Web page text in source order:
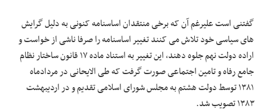
گفتنی است علیرغم آن که برخی منتقدان اساسنامه کنونی به دلیل گرایش
های سیاسی خود تلاش می کنند تغییر اساسنامه را صرفا ناشی از خواست و
اراده دولت نهم جلوه دهند، این تغییر به استناد ماده ۱۷ قانون ساختار نظام
جامع رفاه و تامین اجتماعی صورت گرفت که طی الایحانی در مردادماه
۱۳۸۱ توسط دولت هشتم به مجلس شورای اسلامی تقدیم و در اردیبهشت
۱۳۸۳ تصویب شد.